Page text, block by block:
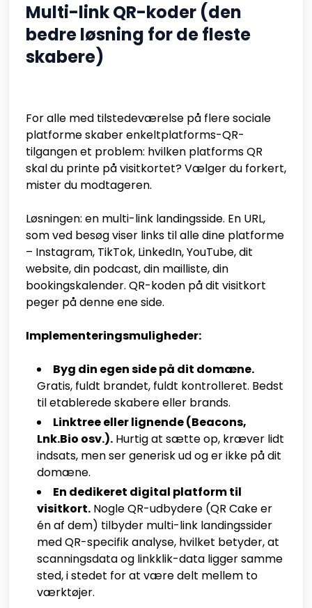
Multi-link QR-koder (den
bedre løsning for de fleste
skabere)
For alle med tilstedeværelse på flere sociale
platforme skaber enkeltplatforms-QR-
tilgangen et problem: hvilken platforms QR
skal du printe på visitkortet? Vælger du forkert,
mister du modtageren.
Løsningen: en multi-link landingsside. En URL,
som ved besøg viser links til alle dine platforme
– Instagram, TikTok, LinkedIn, YouTube, dit
website, din podcast, din mailliste, din
bookingskalender. QR-koden på dit visitkort
peger på denne ene side.
Implementeringsmuligheder:
Byg din egen side på dit domæne.
Gratis, fuldt brandet, fuldt kontrolleret. Bedst
til etablerede skabere eller brands.
Linktree eller lignende (Beacons,
Lnk.Bio osv.). Hurtig at sætte op, kræver lidt
indsats, men ser generisk ud og er ikke på dit
domæne.
En dedikeret digital platform til
visitkort. Nogle QR-udbydere (QR Cake er
én af dem) tilbyder multi-link landingssider
med QR-specifik analyse, hvilket betyder, at
scanningsdata og linkklik-data ligger samme
sted, i stedet for at være delt mellem to
værktøjer.